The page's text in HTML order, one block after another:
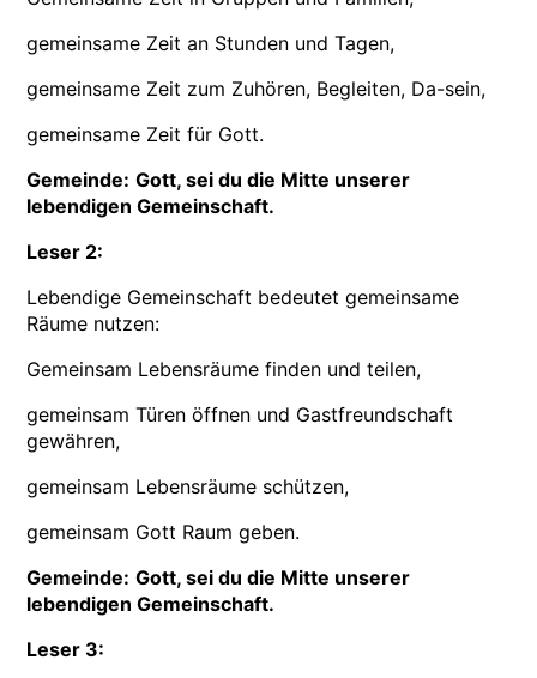
gemeinsame Zeit an Stunden und Tagen,
gemeinsame Zeit zum Zuhören, Begleiten, Da-sein,
gemeinsame Zeit für Gott.
Gemeinde: Gott, sei du die Mitte unserer
lebendigen Gemeinschaft.
Leser 2:
Lebendige Gemeinschaft bedeutet gemeinsame
Räume nutzen:
Gemeinsam Lebensräume finden und teilen,
gemeinsam Türen öffnen und Gastfreundschaft
gewähren,
gemeinsam Lebensräume schützen,
gemeinsam Gott Raum geben.
Gemeinde: Gott, sei du die Mitte unserer
lebendigen Gemeinschaft.
Leser 3: